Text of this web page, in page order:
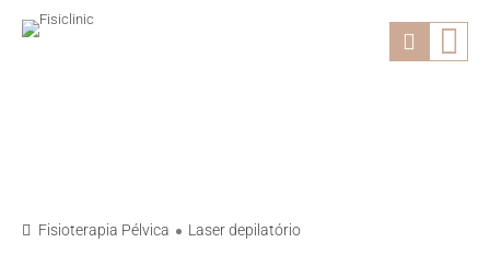
Fisioterapia Pélvica Laser depilatório